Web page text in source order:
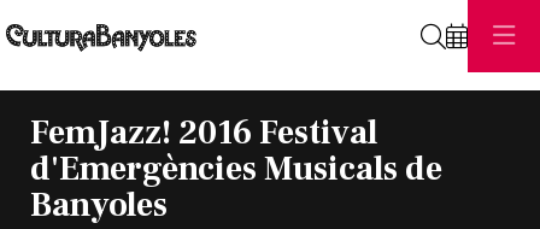
FemJazz! 2016 Festival
d'Emergències Musicals de
Banyoles